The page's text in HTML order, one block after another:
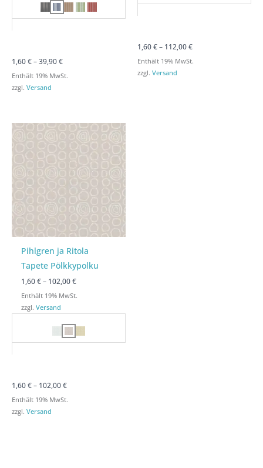
1,60€–39,90€
Enthält 19% MwSt.
zzgl. Versand
1,60€– 112,00€
Enthält 19% MwSt.
zzgl. Versand
Pihlgren ja Ritola
Tapete Pölkkypolku
1,60€ – 102,00€
Preisspanne:
1,60 €
102,00 €
Enthält 19% MwSt.
zzgl.Versand
1,60€– 102,00€
Preisspanne:
1,60 €
102,00 €
Enthält 19% MwSt.
zzgl. Versand